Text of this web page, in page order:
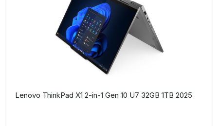
Lenovo ThinkPad X1 2-in-1 Gen 10 U7 32GB 1TB 2025